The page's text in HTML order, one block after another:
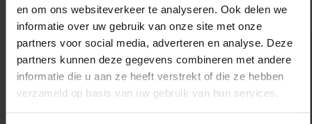
en om ons websiteverkeer te analyseren. Ook delen we
informatie over uw gebruik van onze site met onze
partners voor social media, adverteren en analyse. Deze
partners kunnen deze gegevens combineren met andere
informatie die u aan ze heeft verstrekt of die ze hebben
verzameld op basis van uw gebruik van hun services.
Onderzoeksgroep BruBotics
BruBotics is al acht jaar bezig met het